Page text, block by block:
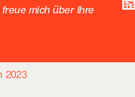
mich über Ihre
52
2023